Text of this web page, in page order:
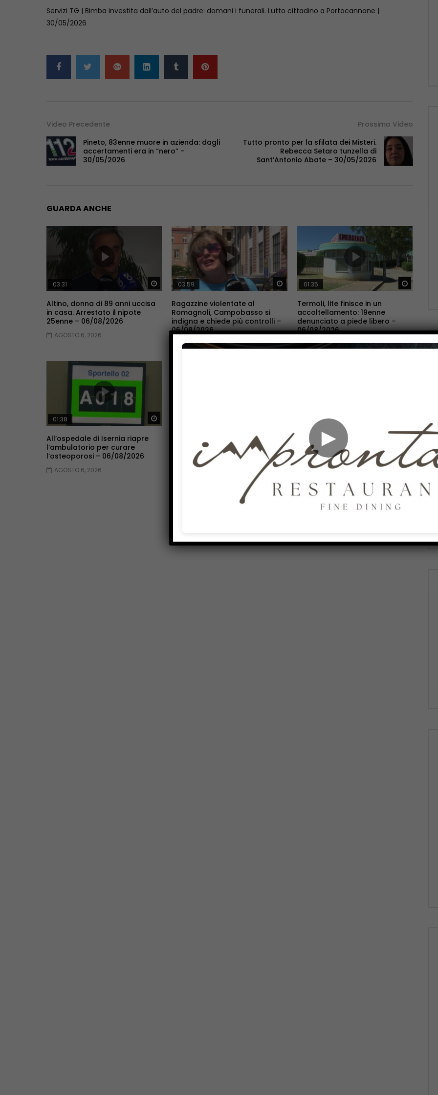
Servizi TG | Bimba investita dall’auto del padre: domani i funerali. Lutto cittadino a Portocannone |
30/05/2026
Video Precedente
Pineto, 83enne muore in azienda: dagli
accertamenti era in “nero” –
30/05/2026
Prossimo Video
Tutto pronto per la sfilata dei Misteri.
Rebecca Setaro tunzella di
Sant’Antonio Abate – 30/05/2026
GUARDA ANCHE
Guarda Dopo
03:31
Altino, donna di 89 anni uccisa
in casa. Arrestato il nipote
25enne – 06/08/2026
AGOSTO 6, 2026
Guarda Dopo
03:59
Ragazzine violentate al
Romagnoli, Campobasso si
indigna e chiede più controlli –
06/08/2026
AGOSTO 6, 2026
Guarda
01:35
Termoli, lite finisce in un
accoltellamento: 19enne
denunciato a piede libero –
06/08/2026
AGOSTO 6, 2026
01:38
All’ospedale di Isernia riapre
l’ambulatorio per curare
l’osteoporosi – 06/08/2026
AGOSTO 6, 2026
Guarda Dopo
Famiglia nel bosco, Il Tribunale
non si pronuncia sul
ricongiungimento – 06/08/2026
AGOSTO 6, 2026
Al Caracciolo prende il via la
Week e Day Surgery di Chirurgia
Generale – 06/08/2026
AGOSTO 6, 2026
►